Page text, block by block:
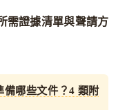
需證據清單與聲請方
備哪些文件？4 類附